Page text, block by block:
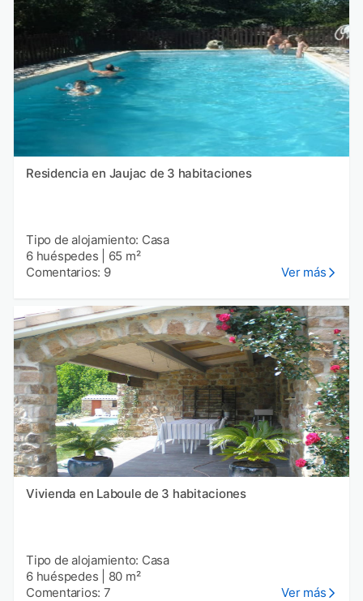
Residencia en Jaujac de 3 habitaciones
Tipo de alojamiento: Casa
6 huéspedes
65 m²
Comentarios: 9
Ver más
Vivienda en Laboule de 3 habitaciones
Tipo de alojamiento: Casa
6 huéspedes
80 m²
Comentarios: 7
Ver más